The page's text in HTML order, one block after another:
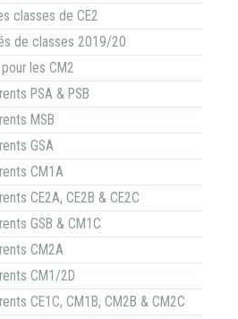
classes de CE2
de classes 2019/20
les CM2
PSA & PSB
MSB
GSA
CM1A
CE2A, CE2B & CE2C
GSB & CM1C
CM2A
CM1/2D
CE1C, CM1B, CM2B & CM2C